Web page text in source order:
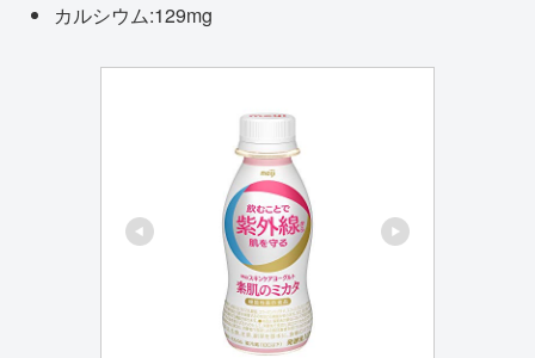
カルシウム:129mg